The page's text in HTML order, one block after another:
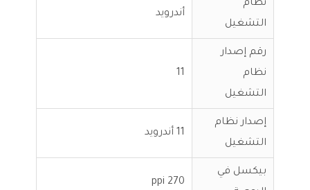
نظام
التشغيل
أندرويد
رقم إصدار
نظام
التشغيل
11
إصدار نظام
التشغيل
11 أندرويد
بيكسل في
270 ppi